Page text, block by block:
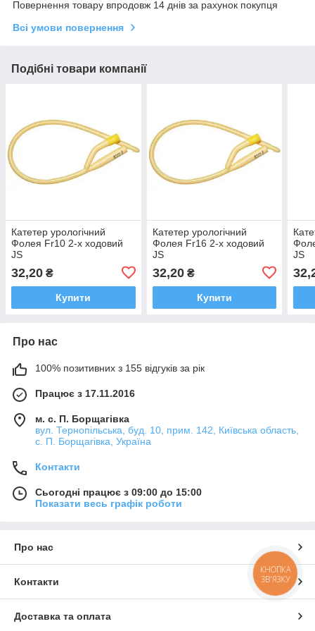
Повернення товару впродовж 14 днів за рахунок покупця
Всі умови повернення
Подібні товари компанії
Катетер урологічний
Фолея Fr10 2-х ходовий
JS
32,20 ₴
Купити
Катетер урологічний
Фолея Fr16 2-х ходовий
JS
32,20₴
Купити
JS
Про нас
100% позитивних з 155 відгуків за рік
Працює з 17.11.2016
м. с. П. Борщагівка
вул. Тернопільська, буд. 10, прим. 142, Київська область,
с. П. Борщагівка, Україна
Контакти
Сьогодні працює з 09:00 до 15:00
Показати весь графік роботи
Про нас
Контакти
Доставка та оплата
КНОПКА
ЗВ'ЯЗКУ